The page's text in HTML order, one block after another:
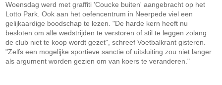
Woensdag werd met graffiti 'Coucke buiten' aangebracht op het
Lotto Park. Ook aan het oefencentrum in Neerpede viel een
gelijkaardige boodschap te lezen. "De harde kern heeft nu
besloten om alle wedstrijden te verstoren of stil te leggen zolang
de club niet te koop wordt gezet", schreef Voetbalkrant gisteren.
"Zelfs een mogelijke sportieve sanctie of uitsluiting zou niet langer
als argument worden gezien om van koers te veranderen."